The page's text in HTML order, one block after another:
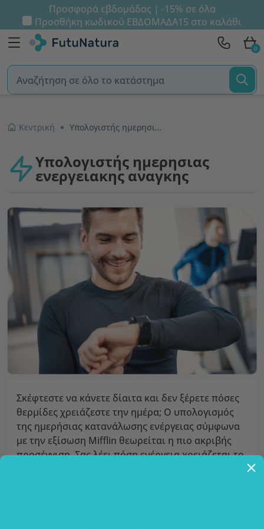
Προσφορά εβδομάδας | -15% σε όλα
Προσθήκη κωδικού ΕΒΔΟΜΑΔΑ15 στο καλάθι
0
Κεντρική Υπολογιστής ημερησιας ενεργειακης αναγκης
Υπολογιστής ημερησιας
ενεργειακης αναγκης
Σκέφτεστε να κάνετε δίαιτα και δεν ξέρετε πόσες
θερμίδες χρειάζεστε την ημέρα; Ο υπολογισμός
της ημερήσιας κατανάλωσης ενέργειας σύμφωνα
με την εξίσωση Mifflin θεωρείται η πιο ακριβής
προσέγγιση. Σας λέει πόση ενέργεια χρειάζεται το